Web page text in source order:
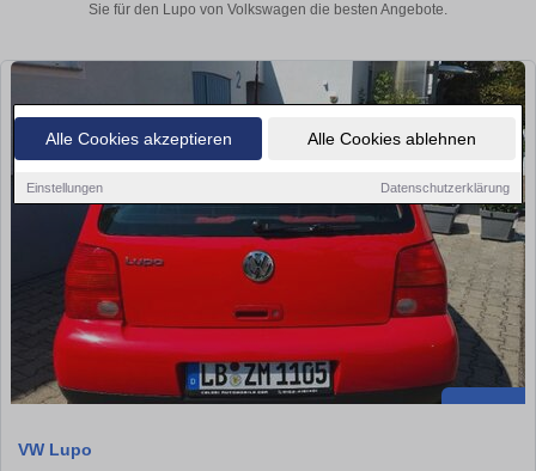
Alle Cookies akzeptieren Alle Cookies ablehnen
Einstellungen Datenschutzerklärung
Sie für den Lupo von Volkswagen die besten Angebote.
VW Lupo